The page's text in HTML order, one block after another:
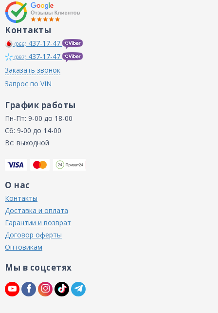
Контакты
(066) 437-17-47
(097) 437-17-47
Заказать звонок
Запрос по VIN
График работы
Пн-Пт: 9-00 до 18-00
Сб: 9-00 до 14-00
Вс: выходной
О нас
Контакты
Доставка и оплата
Гарантии и возврат
Договор оферты
Оптовикам
Мы в соцсетях